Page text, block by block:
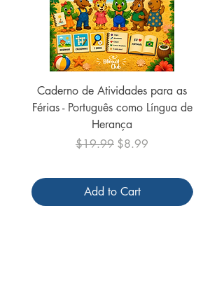
Caderno de Atividades para as
Férias - Português como Língua de
Herança
Regular Price
$19.99 Sale Price
$8.99
Add to Cart